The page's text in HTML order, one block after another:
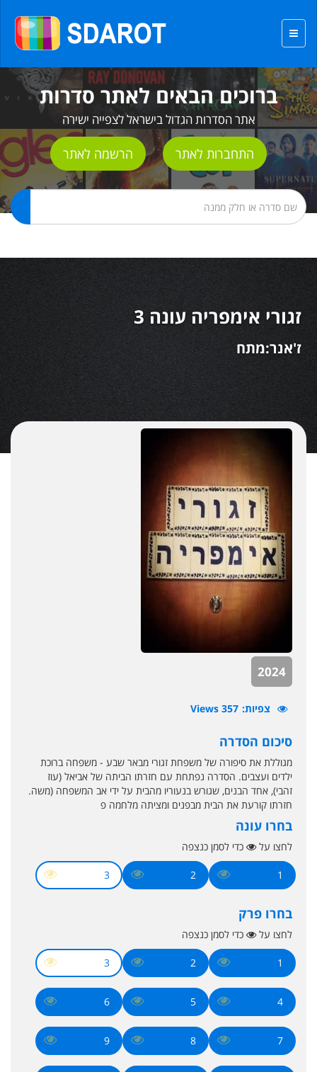
ברוכים הבאים לאתר סדרות
אתר הסדרות הגדול בישראל לצפייה ישירה
התחברות לאתר הרשמה לאתר
זגורי אימפריה עונה 3
ז'אנר:מתח
2024
צפיות 357 Views
סיכום הסדרה
מגוללת את סיפורה של משפחת זגורי מבאר שבע - משפחה ברוכת
ילדים ועצבים. הסדרה נפתחת עם חזרתו הביתה של אביאל (עוז
זהבי), אחד הבנים, שגורש בנעוריו מהבית על ידי אב המשפחה (משה.
חזרתו קורעת את הבית מבפנים ומציתה מלחמה פ
בחרו עונה
לחצו על כדי לסמן כנצפה
1
2
3
בחרו פרק
לחצו על כדי לסמן כנצפה
1
2
3
4
5
6
7
8
9